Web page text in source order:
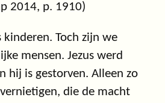
2014, p. 1910)
kinderen. Toch zijn we
mensen. Jezus werd
hij is gestorven. Alleen zo
die de macht